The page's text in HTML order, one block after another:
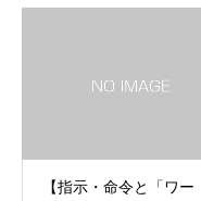
【指示・命令と「ワー